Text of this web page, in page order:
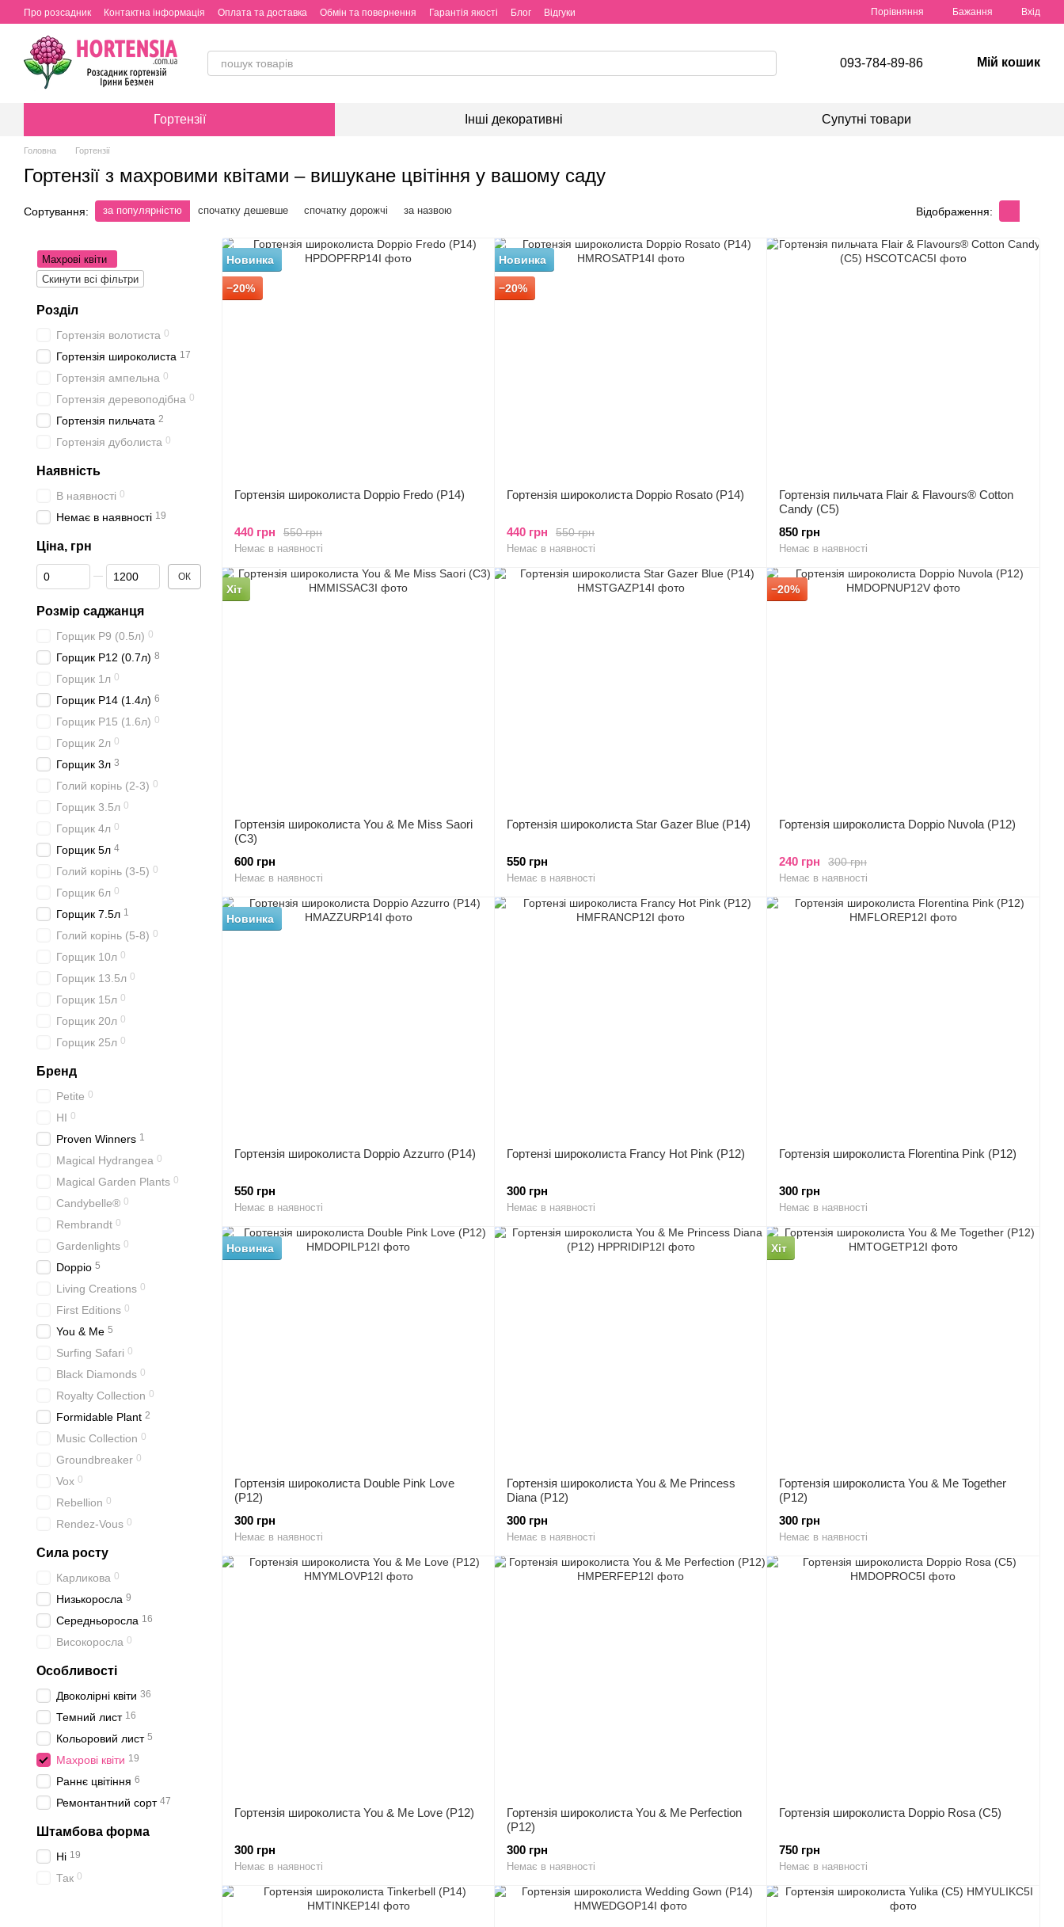
Перейти до основного контенту
Про розсадник Контактна інформація Оплата та доставка Обмін та повернення Гарантія якості Блог Відгуки Порівняння Бажання Вхід
093-784-89-86 Мій кошик
Гортензії Інші декоративні Супутні товари
Головна Гортензії
Гортензії з махровими квітами – вишукане цвітіння у вашому саду
Сортування: за популярністю спочатку дешевше спочатку дорожчі за назвою Відображення:
Новинка
−20%
Гортензія широколиста Doppio Fredo (P14)
550 грн
440 грн
Немає в наявності
Новинка
−20%
Гортензія широколиста Doppio Rosato (P14)
550 грн
440 грн
Немає в наявності
Гортензія пильчата Flair & Flavours® Cotton
Candy (C5)
850 грн
Немає в наявності
Хіт
Гортензія широколиста You & Me Miss Saori
(C3)
600 грн
Немає в наявності
Гортензія широколиста Star Gazer Blue (P14)
550 грн
Немає в наявності
−20%
Гортензія широколиста Doppio Nuvola (P12)
300 грн
240 грн
Немає в наявності
Новинка
Гортензія широколиста Doppio Azzurro (P14)
550 грн
Немає в наявності
Гортензі широколиста Francy Hot Pink (P12)
300 грн
Немає в наявності
Гортензія широколиста Florentina Pink (P12)
300 грн
Немає в наявності
Новинка
Гортензія широколиста Double Pink Love
(P12)
300 грн
Немає в наявності
Гортензія широколиста You & Me Princess
Diana (P12)
300 грн
Немає в наявності
Хіт
Гортензія широколиста You & Me Together
(P12)
300 грн
Немає в наявності
Гортензія широколиста You & Me Love (P12)
300 грн
Немає в наявності
Гортензія широколиста You & Me Perfection
(P12)
300 грн
Немає в наявності
Гортензія широколиста Doppio Rosa (C5)
750 грн
Немає в наявності
Махрові квіти
Скинути всі фільтри
Розділ
Гортензія волотиста 0
Гортензія широколиста 17
Гортензія ампельна 0
Гортензія деревоподібна 0
Гортензія пильчата 2
Гортензія дуболиста 0
Наявність
В наявності 0
Немає в наявності 19
Ціна, грн
Від Ціна, грн
До Ціна, грн ОК
Розмір саджанця
Горщик P9 (0.5л) 0
Горщик P12 (0.7л) 8
Горщик 1л 0
Горщик P14 (1.4л) 6
Горщик P15 (1.6л) 0
Горщик 2л 0
Горщик 3л 3
Голий корінь (2-3) 0
Горщик 3.5л 0
Горщик 4л 0
Горщик 5л 4
Голий корінь (3-5) 0
Горщик 6л 0
Горщик 7.5л 1
Голий корінь (5-8) 0
Горщик 10л 0
Горщик 13.5л 0
Горщик 15л 0
Горщик 20л 0
Горщик 25л 0
Бренд
Petite 0
HI 0
Proven Winners 1
Magical Hydrangea 0
Magical Garden Plants 0
Candybelle® 0
Rembrandt 0
Gardenlights 0
Doppio 5
Living Creations 0
First Editions 0
You & Me 5
Surfing Safari 0
Black Diamonds 0
Royalty Collection 0
Formidable Plant 2
Music Collection 0
Groundbreaker 0
Vox 0
Rebellion 0
Rendez-Vous 0
Сила росту
Карликова 0
Низькоросла 9
Середньоросла 16
Високоросла 0
Особливості
Двоколірні квіти 36
Темний лист 16
Кольоровий лист 5
Махрові квіти 19
Раннє цвітіння 6
Ремонтантний сорт 47
Штамбова форма
Ні 19
Так 0